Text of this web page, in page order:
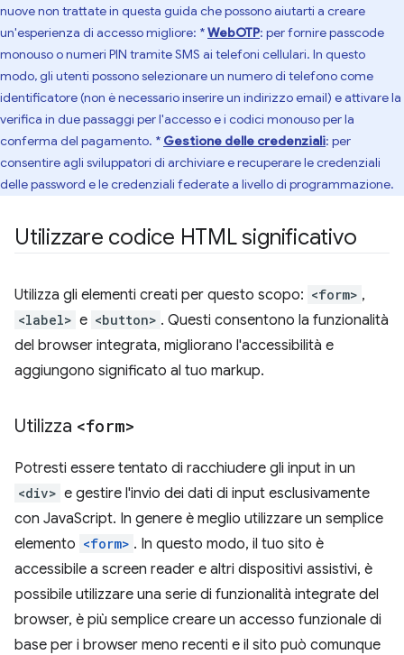
nuove non trattate in questa guida che possono aiutarti a creare
un'esperienza di accesso migliore: *WebOTP: per fornire passcode
monouso o numeri PIN tramite SMS ai telefoni cellulari. In questo
modo, gli utenti possono selezionare un numero di telefono come
identificatore (non è necessario inserire un indirizzo email) e attivare la
verifica in due passaggi per l'accesso e i codici monouso per la
conferma del pagamento. * Gestione delle credenziali: per
consentire agli sviluppatori di archiviare e recuperare le credenziali
delle password e le credenziali federate a livello di programmazione.
Utilizzare codice HTML significativo
Utilizza gli elementi creati per questo scopo: <form> ,
<label> e <button> . Questi consentono la funzionalità
del browser integrata, migliorano l'accessibilità e
aggiungono significato al tuo markup.
Utilizza <form>
Potresti essere tentato di racchiudere gli input in un
<div> e gestire l'invio dei dati di input esclusivamente
con JavaScript. In genere è meglio utilizzare un semplice
elemento <form> . In questo modo, il tuo sito è
accessibile a screen reader e altri dispositivi assistivi, è
possibile utilizzare una serie di funzionalità integrate del
browser, è più semplice creare un accesso funzionale di
base per i browser meno recenti e il sito può comunque